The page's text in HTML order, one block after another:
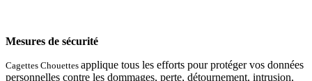
Mesures de sécurité
Cagettes Chouettes applique tous les efforts pour protéger vos données
personnelles contre les dommages, perte, détournement, intrusion,